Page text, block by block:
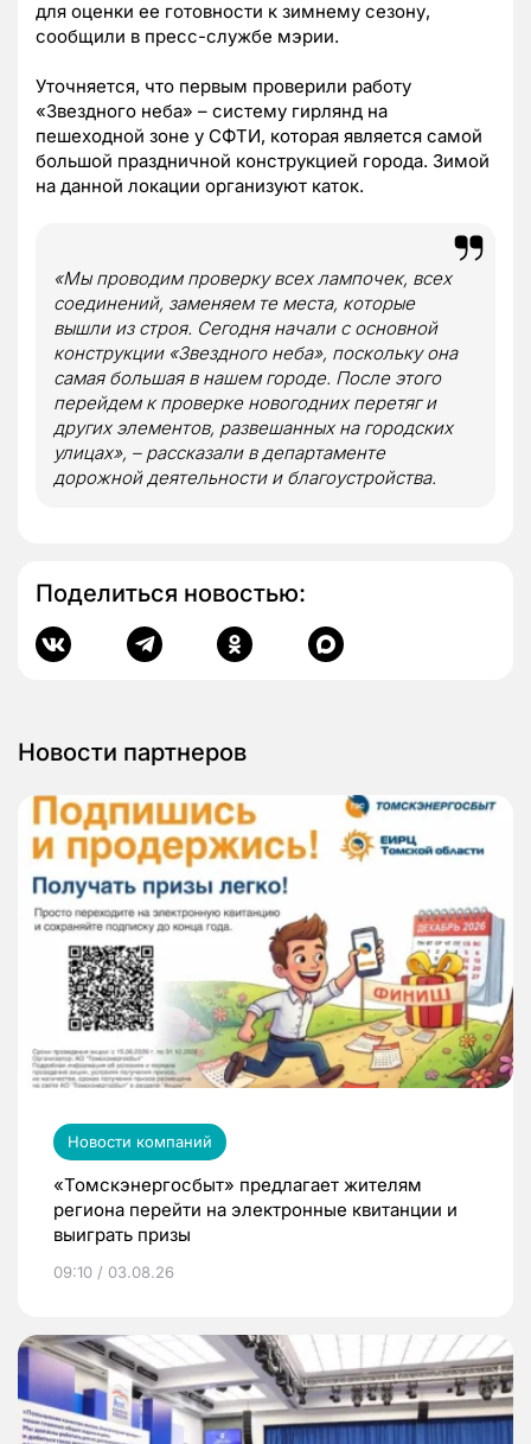
для оценки ее готовности к зимнему сезону,
сообщили в пресс-службе мэрии.
Уточняется, что первым проверили работу
«Звездного неба» – систему гирлянд на
пешеходной зоне у СФТИ, которая является самой
большой праздничной конструкцией города. Зимой
на данной локации организуют каток.
«Мы проводим проверку всех лампочек, всех
соединений, заменяем те места, которые
вышли из строя. Сегодня начали с основной
конструкции «Звездного неба», поскольку она
самая большая в нашем городе. После этого
перейдем к проверке новогодних перетяг и
других элементов, развешанных на городских
улицах», – рассказали в департаменте
дорожной деятельности и благоустройства.
Поделиться новостью:
Новости партнеров
Новости компаний
«Томскэнергосбыт» предлагает жителям
региона перейти на электронные квитанции и
выиграть призы
09:10 / 03.08.26